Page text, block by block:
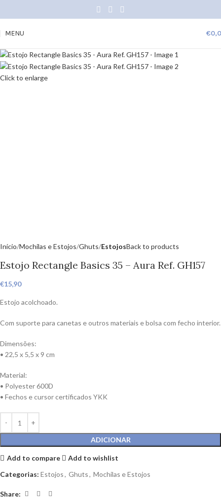
MENU €
Click to enlarge
Início Mochilas e Estojos Ghuts EstojosBack to products
Estojo Rectangle Basics 35 – Aura Ref. GH157
€15,90
Estojo acolchoado.
Com suporte para canetas e outros materiais e bolsa com fecho interior.
Dimensões:
• 22,5 x 5,5 x 9 cm
Material:
• Polyester 600D
• Fechos e cursor certificados YKK
ADICIONAR
Add to compare
Add to wishlist
Categorias: Estojos, Ghuts, Mochilas e Estojos
Share: